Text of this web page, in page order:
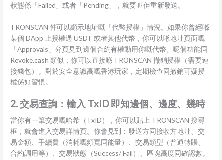
狀態係「Failed」或者「Pending」，就要叫佢重新發送。
TRONSCAN 仲可以顯示地址嘅「代幣授權」情況。如果你曾經喺
某個 DApp 上授權過 USDT 或者其他代幣，你可以喺地址頁面嘅
「Approvals」分頁見到邊個合約有權動用你嘅代幣。呢個功能同
Revoke.cash 類似，你可以直接喺 TRONSCAN 撤銷授權（需要連
接錢包）。對於安全意識高嘅香港玩家，定期檢查同撤銷可疑授
權係好習慣。
2. 交易查詢：輸入 TxID 即知邊個、邊度、幾時
當你有一筆交易嘅哈希（TxID），你可以貼上 TRONSCAN 搜尋
框，就會進入交易詳情頁。你會見到：發送方同接收方地址、交
易金額、手續費（消耗嘅頻寬同能量）、交易類型（普通轉賬、
合約調用等）、交易狀態（Success/ Fail）、區塊高度同確認數。